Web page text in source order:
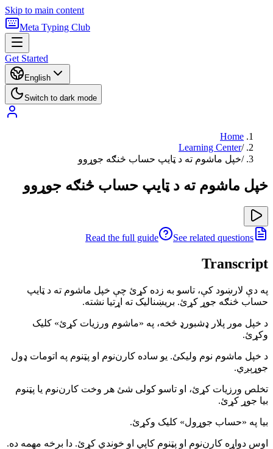
Skip to main content
Meta Typing Club
Get Started
English
Switch to dark mode
Home
/
Learning Center
/خپل ماشوم ته د ټایپ حساب څنګه جوړوو
خپل ماشوم ته د ټایپ حساب څنګه جوړوو
Read the full guide See related questions
Transcript
په دې لارښود کې، تاسو به زده کړئ چې خپل ماشوم ته د ټایپ
حساب څنګه جوړ کړئ. بریښنالیک ته اړتیا نشته.
د خپل مور پلار ډشبورډ څخه، په «ماشوم ورزیات کړئ» کلیک
وکړئ.
د خپل ماشوم نوم ولیکئ. یو ساده کارن‌نوم او پټنوم په اتومات ډول
جوړېږي.
تخلص ورزیات کړئ، او تاسو کولی شئ هر وخت کارن‌نوم یا پټنوم
بیا جوړ کړئ.
بیا په «حساب جوړول» کلیک وکړئ.
اوس دواړه کارن‌نوم او پټنوم کاپي او خوندي کړئ. دا برخه مهمه ده.